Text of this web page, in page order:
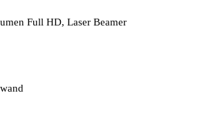
Full HD, Laser Beamer